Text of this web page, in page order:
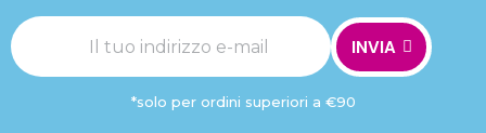
INVIA
*solo per ordini superiori a €90